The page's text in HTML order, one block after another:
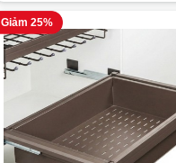
Giảm 25%